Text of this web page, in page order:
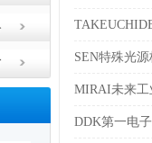
SEN特殊光
MIRAI未来工
DDK第一电